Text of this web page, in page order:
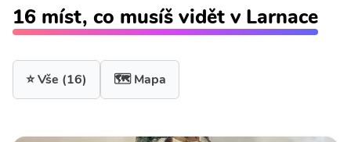
16 míst, co musíš vidět v Larnace
⭐ Vše (16) 🗺️ Mapa